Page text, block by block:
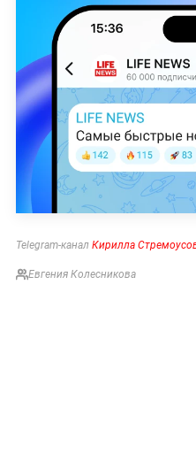
Telegram-канал Кирилла
Евгения Колесникова